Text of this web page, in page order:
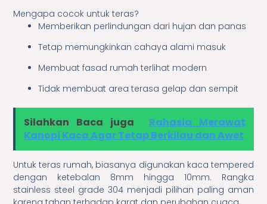
Mengapa cocok untuk teras?
Memberikan perlindungan dari hujan dan panas
Tetap memungkinkan cahaya alami masuk
Membuat fasad rumah terlihat modern
Tidak membuat area terasa gelap dan sempit
Silahkan Baca juga
Rahasia Merawat
Kanopi Kaca Agar Tetap Berkilau dan Awet
Untuk teras rumah, biasanya digunakan kaca tempered
dengan ketebalan 8mm hingga 10mm. Rangka
stainless steel grade 304 menjadi pilihan paling aman